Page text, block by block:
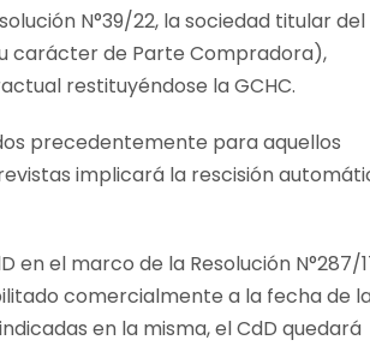
N°39/22, la sociedad titular del
carácter de Parte Compradora),
restituyéndose la GCHC.
precedentemente para aquellos
implicará la rescisión
en el marco de la Resolución N°287/
comercialmente a la fecha de
en la misma, el CdD quedará